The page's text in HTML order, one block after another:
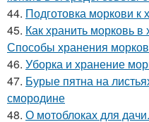
44. Подготовка моркови к
45. Как хранить морковь
Способы хранения
46. Уборка и хранение
47. Бурые пятна на
смородине
48. О мотоблоках для